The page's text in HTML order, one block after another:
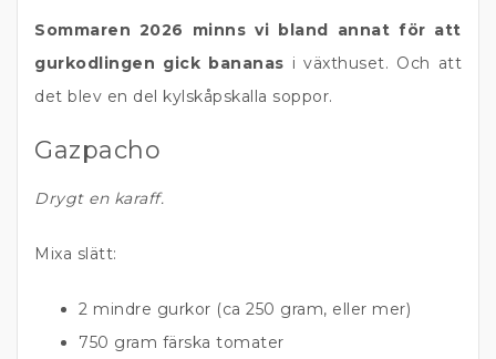
Sommaren 2026 minns vi bland annat för att
gurkodlingen gick bananas i växthuset. Och att
det blev en del kylskåpskalla soppor.
Gazpacho
Drygt en karaff.
Mixa slätt:
2 mindre gurkor (ca 250 gram, eller mer)
750 gram färska tomater